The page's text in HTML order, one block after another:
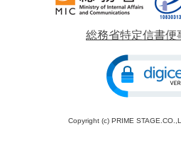
総務省特定信書便
Copyright (c) PRIME